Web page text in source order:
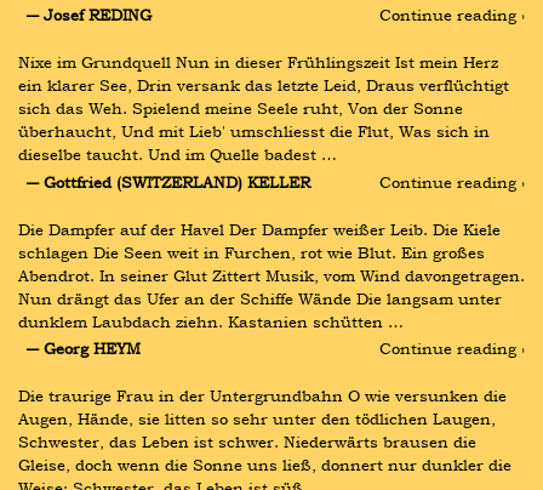
― Josef REDING
Continue reading ›
Nixe im Grundquell Nun in dieser Frühlingszeit Ist mein Herz
ein klarer See, Drin versank das letzte Leid, Draus verflüchtigt
sich das Weh. Spielend meine Seele ruht, Von der Sonne
überhaucht, Und mit Lieb' umschliesst die Flut, Was sich in
dieselbe taucht. Und im Quelle badest …
― Gottfried (SWITZERLAND) KELLER
Continue reading ›
Die Dampfer auf der Havel Der Dampfer weißer Leib. Die Kiele
schlagen Die Seen weit in Furchen, rot wie Blut. Ein großes
Abendrot. In seiner Glut Zittert Musik, vom Wind davongetragen.
Nun drängt das Ufer an der Schiffe Wände Die langsam unter
dunklem Laubdach ziehn. Kastanien schütten …
― Georg HEYM
Continue reading ›
Die traurige Frau in der Untergrundbahn O wie versunken die
Augen, Hände, sie litten so sehr unter den tödlichen Laugen,
Schwester, das Leben ist schwer. Niederwärts brausen die
Gleise, doch wenn die Sonne uns ließ, donnert nur dunkler die